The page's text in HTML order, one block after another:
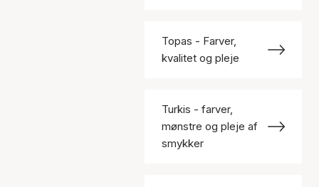
Topas - Farver,
kvalitet og pleje
Turkis - farver,
mønstre og pleje af
smykker